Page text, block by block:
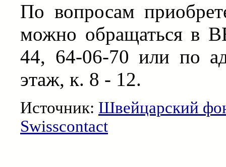
По вопросам
можно обращаться в
44, 64-06-70 или по
этаж, к. 8 - 12.
Источник: Швейцарский
Swisscontact